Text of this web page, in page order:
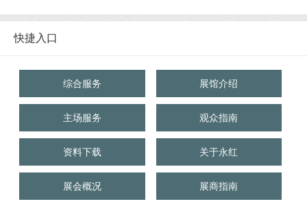
快捷入口
综合服务 展馆介绍
主场服务 观众指南
资料下载 关于永红
展会概况 展商指南